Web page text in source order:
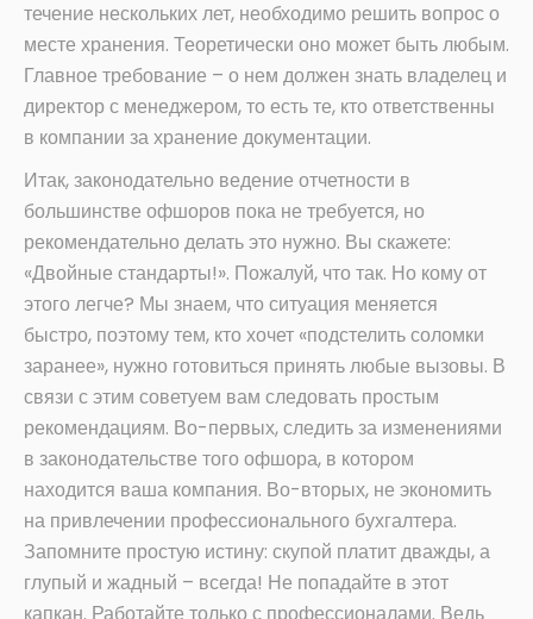
течение нескольких лет, необходимо решить вопрос о
месте хранения. Теоретически оно может быть любым.
Главное требование – о нем должен знать владелец и
директор с менеджером, то есть те, кто ответственны
в компании за хранение документации.
Итак, законодательно ведение отчетности в
большинстве офшоров пока не требуется, но
рекомендательно делать это нужно. Вы скажете:
«Двойные стандарты!». Пожалуй, что так. Но кому от
этого легче? Мы знаем, что ситуация меняется
быстро, поэтому тем, кто хочет «подстелить соломки
заранее», нужно готовиться принять любые вызовы. В
связи с этим советуем вам следовать простым
рекомендациям. Во-первых, следить за изменениями
в законодательстве того офшора, в котором
находится ваша компания. Во-вторых, не экономить
на привлечении профессионального бухгалтера.
Запомните простую истину: скупой платит дважды, а
глупый и жадный – всегда! Не попадайте в этот